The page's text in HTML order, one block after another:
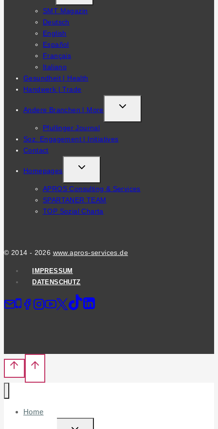
CHILD
MENU
SMT Magazin
Deutsch
English
Español
Français
Italiano
Gesundheit | Health
Handwerk | Trade
Andere Branchen | More
TOGGLE
CHILD
Pfullinger Journal
Soz. Engagement | Initiatives
Contact
Homepages
TOGGLE
CHILD
APROS Consulting & Services
SPARTANER TEAM
TOP Sozial Charta
© 2014 - 2026 www.apros-services.de
IMPRESSUM
DATENSCHUTZ
Home